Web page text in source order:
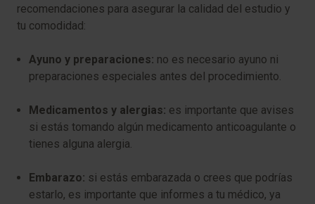
recomendaciones para asegurar la calidad del estudio y
tu comodidad:
Ayuno y preparaciones: no es necesario ayuno ni
preparaciones especiales antes del procedimiento.
Medicamentos y alergias: es importante que avises
si estás tomando algún medicamento anticoagulante o
tienes alguna alergia.
Embarazo: si estás embarazada o crees que podrías
estarlo, es importante que informes a tu médico, ya